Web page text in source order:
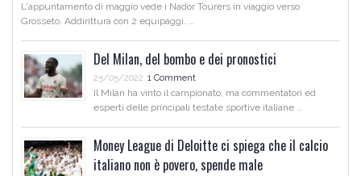
L'appuntamento di maggio vede i Nador Tourers in viaggio verso
Grosseto. Addirittura con 2 equipaggi. …
Del Milan, del bombo e dei pronostici
25/05/2022 1 Comment
Il Milan ha vinto il campionato, ma commentatori ed
esperti delle principali testate sportive italiane …
Money League di Deloitte ci spiega che il calcio
italiano non è povero, spende male